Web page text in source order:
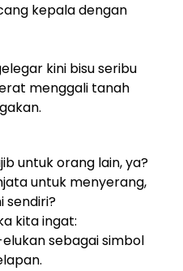
kepala dengan
kini bisu seribu
menggali tanah
untuk orang lain, ya?
untuk menyerang,
sendiri?
kita ingat:
sebagai simbol